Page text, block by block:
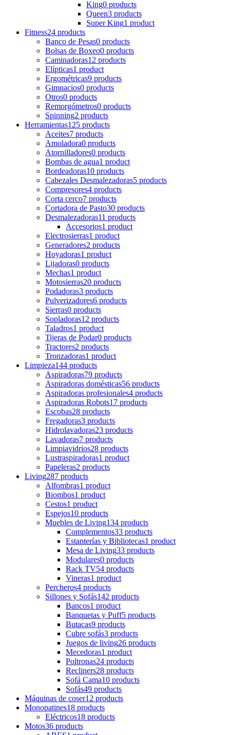
King0 products
Queen3 products
Super King1 product
Fitness24 products
Banco de Pesas0 products
Bolsas de Boxeo0 products
Caminadoras12 products
Elípticas1 product
Ergométricas9 products
Gimnacios0 products
Otros0 products
Remorgómetros0 products
Spinning2 products
Herramientas125 products
Aceites7 products
Amoladora0 products
Atornilladores0 products
Bombas de agua1 product
Bordeadoras10 products
Cabezales Desmalezadoras5 products
Compresores4 products
Corta cerco7 products
Cortadora de Pasto30 products
Desmalezadoras11 products
Accesorios1 product
Electrosierras1 product
Generadores2 products
Hoyadoras1 product
Lijadoras0 products
Mechas1 product
Motosierras20 products
Podadoras3 products
Pulverizadores6 products
Sierras0 products
Sopladoras12 products
Taladros1 product
Tijeras de Podar0 products
Tractores2 products
Tronzadoras1 product
Limpieza144 products
Aspiradoras79 products
Aspiradoras domésticas56 products
Aspiradoras profesionales4 products
Aspiradoras Robots17 products
Escobas28 products
Fregadoras3 products
Hidrolavadoras23 products
Lavadoras7 products
Limpiavidrios28 products
Lustraspiradoras1 product
Papeleras2 products
Living287 products
Alfombras1 product
Biombos1 product
Cestos1 product
Espejos10 products
Muebles de Living134 products
Complementos33 products
Estanterías y Bibliotecas1 product
Mesa de Living33 products
Modulares0 products
Rack TV54 products
Vineras1 product
Percheros4 products
Sillones y Sofás142 products
Bancos1 product
Banquetas y Puff5 products
Butacas9 products
Cubre sofás3 products
Juegos de living26 products
Mecedoras1 product
Poltronas24 products
Recliners28 products
Sofá Cama10 products
Sofás49 products
Máquinas de coser12 products
Monopatines18 products
Eléctricos18 products
Motos36 products